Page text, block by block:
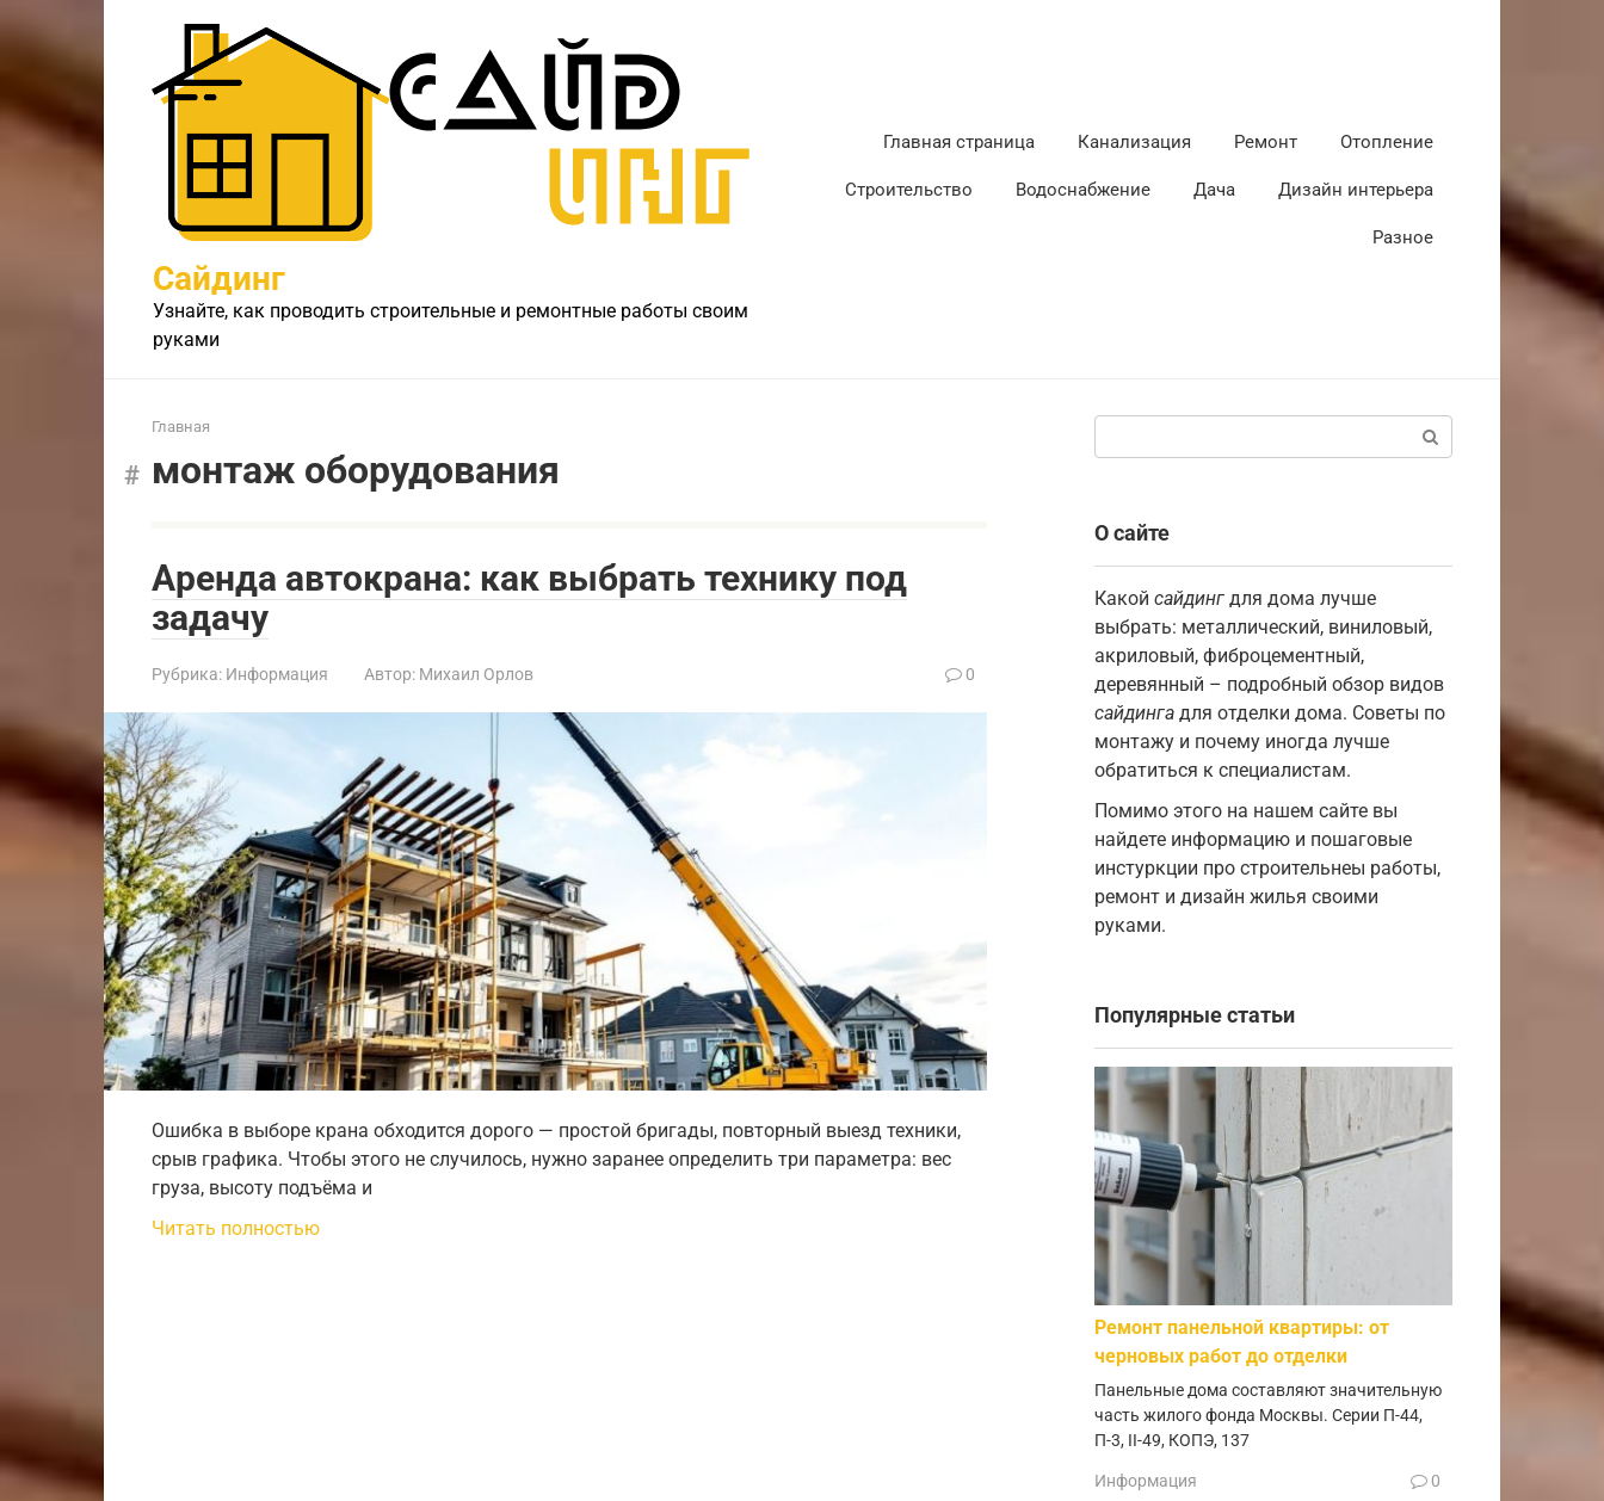
контенту
Сайдинг
Узнайте, как проводить строительные и ремонтные работы своим
руками
Главная страница Канализация Ремонт Отопление
Строительство Водоснабжение Дача Дизайн интерьера
Разное
Главная
монтаж оборудования
Аренда автокрана: как выбрать технику под
задачу
Рубрика: Информация Автор: Михаил Орлов 0
Ошибка в выборе крана обходится дорого — простой бригады, повторный выезд техники,
срыв графика. Чтобы этого не случилось, нужно заранее определить три параметра: вес
груза, высоту подъёма и
Читать полностью
О сайте
Какой сайдинг для дома лучше
выбрать: металлический, виниловый,
акриловый, фиброцементный,
деревянный – подробный обзор видов
сайдинга для отделки дома. Советы по
монтажу и почему иногда лучше
обратиться к специалистам.
Помимо этого на нашем сайте вы
найдете информацию и пошаговые
инстуркции про строительнеы работы,
ремонт и дизайн жилья своими
руками.
Популярные статьи
Ремонт панельной квартиры: от
черновых работ до отделки
Панельные дома составляют значительную
часть жилого фонда Москвы. Серии П-44,
П-3, II-49, КОПЭ, 137
Информация 0